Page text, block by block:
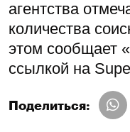
агентства
количества
этом сообщает
ссылкой на
Поделиться: